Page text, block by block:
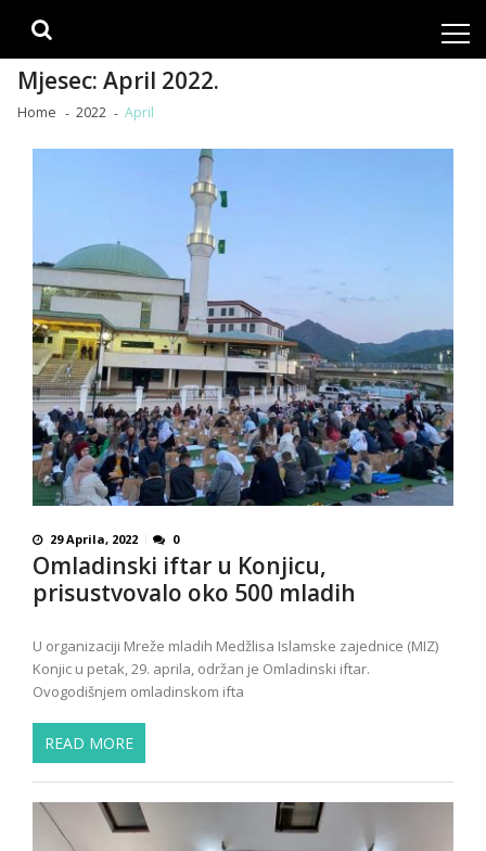
Mjesec:April 2022.
Home 2022 April
29 Aprila, 2022 0
Omladinski iftar u Konjicu,
prisustvovalo oko 500 mladih
U organizaciji Mreže mladih Medžlisa Islamske zajednice (MIZ)
Konjic u petak, 29. aprila, održan je Omladinski iftar.
Ovogodišnjem omladinskom ifta
READ MORE